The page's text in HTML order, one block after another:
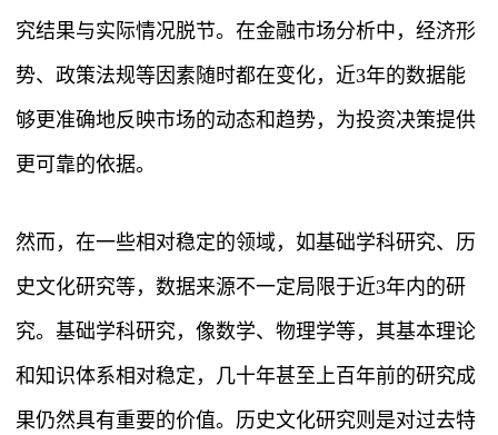
究结果与实际情况脱节。在金融市场分析中，经济形
势、政策法规等因素随时都在变化，近3年的数据能
够更准确地反映市场的动态和趋势，为投资决策提供
更可靠的依据。
然而，在一些相对稳定的领域，如基础学科研究、历
史文化研究等，数据来源不一定局限于近3年内的研
究。基础学科研究，像数学、物理学等，其基本理论
和知识体系相对稳定，几十年甚至上百年前的研究成
果仍然具有重要的价值。历史文化研究则是对过去特